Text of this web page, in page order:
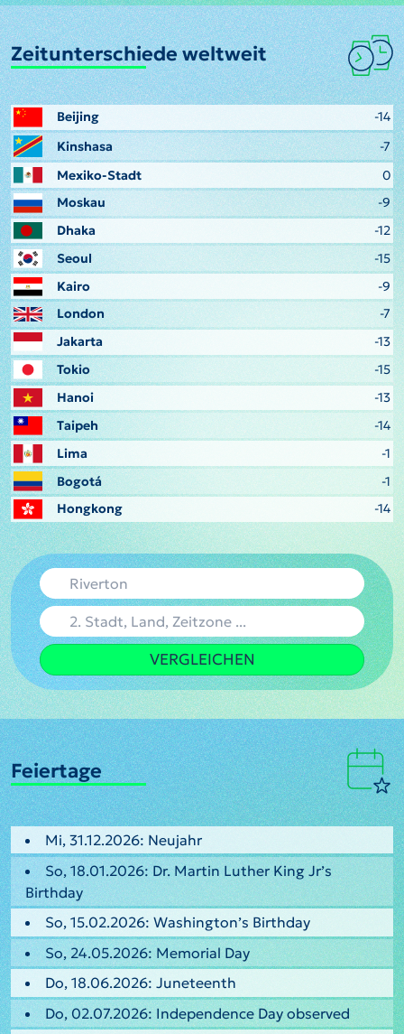
Zeitunterschiede weltweit
Beijing
-14
Kinshasa
-7
Mexiko-Stadt
0
Moskau
-9
Dhaka
-12
Seoul
-15
Kairo
-9
London
-7
Jakarta
-13
Tokio
-15
Hanoi
-13
Taipeh
-14
Lima
-1
Bogotá
-1
Hongkong
-14
VERGLEICHEN
Feiertage
Mi, 31.12.2026: Neujahr
So, 18.01.2026: Dr. Martin Luther King Jr’s
Birthday
So, 15.02.2026: Washington’s Birthday
So, 24.05.2026: Memorial Day
Do, 18.06.2026: Juneteenth
Do, 02.07.2026: Independence Day observed